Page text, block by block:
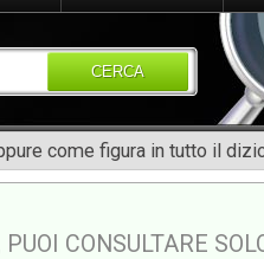
CERCA
come figura in tutto il
CONSULTARE